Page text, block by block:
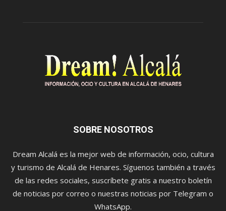
SOBRE NOSOTROS
Dream Alcalá es la mejor web de información, ocio, cultura
y turismo de Alcalá de Henares. Síguenos también a través
de las redes sociales, suscríbete gratis a nuestro boletín
de noticias por correo o nuestras noticias por Telegram o
WhatsApp.